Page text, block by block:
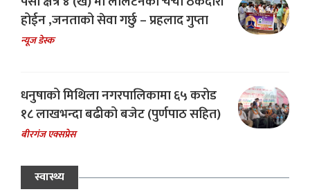
होईन ,जनताको सेवा गर्छु – प्रहलाद गुप्ता
न्यूज डेस्क
धनुषाको मिथिला नगरपालिकामा ६५ करोड
१८ लाखभन्दा बढीको बजेट (पुर्णपाठ सहित)
बीरगंज एक्सप्रेस
स्वास्थ्य